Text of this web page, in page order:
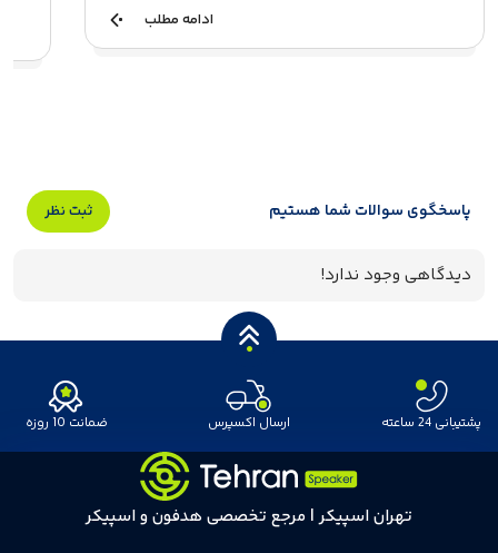
ادامه مطلب
پاسخگوی سوالات شما هستیم ثبت نظر
دیدگاهی وجود ندارد!
پشتیبانی 24 ساعته ارسال اکسپرس ضمانت 10 روزه
تهران اسپیکر | مرجع تخصصی هدفون و اسپیکر